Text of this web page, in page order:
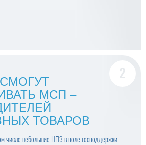
МСП –
ТОВАРОВ
числе небольшие НПЗ в поле господдержки,